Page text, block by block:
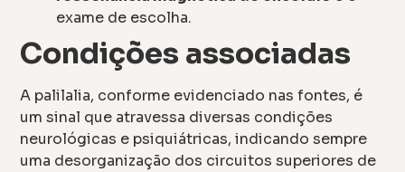
exame de escolha.
Condições associadas
A palilalia, conforme evidenciado nas fontes, é
um sinal que atravessa diversas condições
neurológicas e psiquiátricas, indicando sempre
uma desorganização dos circuitos superiores de